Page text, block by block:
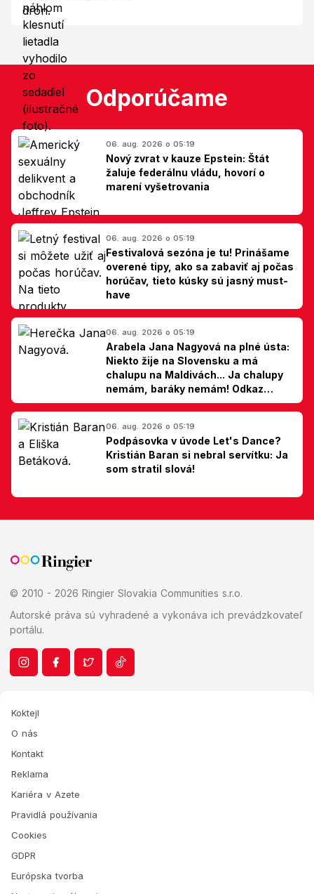
Odporúčame
06. aug. 2026 o 05:19
Nový zvrat v kauze Epstein: Štát
žaluje federálnu vládu, hovorí o
marení vyšetrovania
06. aug. 2026 o 05:19
Festivalová sezóna je tu! Prinášame
overené tipy, ako sa zabaviť aj počas
horúčav, tieto kúsky sú jasný must-
have
06. aug. 2026 o 05:19
Arabela Jana Nagyová na plné ústa:
Niekto žije na Slovensku a má
chalupu na Maldivách... Ja chalupy
nemám, baráky nemám! Odkaz
Slovákom
06. aug. 2026 o 05:19
Podpásovka v úvode Let's Dance?
Kristián Baran si nebral servítku: Ja
som stratil slová!
© 2010 - 2026 Ringier Slovakia Communities s.r.o.
Autorské práva sú vyhradené a vykonáva ich prevádzkovateľ
portálu.
Koktejl
O nás
Kontakt
Reklama
Kariéra v Azete
Pravidlá používania
Cookies
GDPR
Európska tvorba